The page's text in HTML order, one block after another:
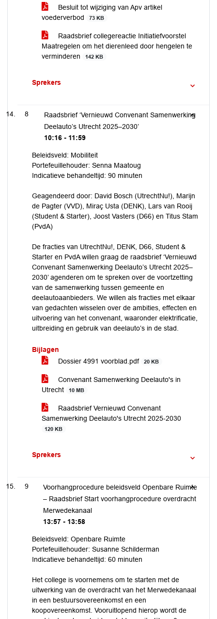
Besluit tot wijziging van Apv artikel
voederverbod
73 KB
Raadsbrief collegereactie Initiatiefvoorstel
Maatregelen om het dierenleed door hengelen te
verminderen
142 KB
Sprekers
8
Raadsbrief ‘Vernieuwd Convenant Samenwerking
Deelauto’s Utrecht 2025–2030’
10:16 - 11:59
Beleidsveld: Mobiliteit
Portefeuillehouder: Senna Maatoug
Indicatieve behandeltijd: 90 minuten
Geagendeerd door: David Bosch (UtrechtNu!), Marijn
de Pagter (VVD), Miraç Usta (DENK), Lars van Rooij
(Student & Starter), Joost Vasters (D66) en Titus Stam
(PvdA)
De fracties van UtrechtNu!, DENK, D66, Student &
Starter en PvdA willen graag de raadsbrief ‘Vernieuwd
Convenant Samenwerking Deelauto’s Utrecht 2025–
2030’ agenderen om te spreken over de voortzetting
van de samenwerking tussen gemeente en
deelautoaanbieders. We willen als fracties met elkaar
van gedachten wisselen over de ambities, effecten en
uitvoering van het convenant, waaronder elektrificatie,
uitbreiding en gebruik van deelauto’s in de stad.
Bijlagen
Dossier 4991 voorblad.pdf
20 KB
Convenant Samenwerking Deelauto's in
Utrecht
10 MB
Raadsbrief Vernieuwd Convenant
Samenwerking Deelauto's Utrecht 2025-2030
120 KB
Sprekers
9
Voorhangprocedure beleidsveld Openbare Ruimte
– Raadsbrief Start voorhangprocedure overdracht
Merwedekanaal
13:57 - 13:58
Beleidsveld: Openbare Ruimte
Portefeuillehouder: Susanne Schilderman
Indicatieve behandeltijd: 60 minuten
Het college is voornemens om te starten met de
uitwerking van de overdracht van het Merwedekanaal
in een bestuursovereenkomst en een
koopovereenkomst. Vooruitlopend hierop wordt de